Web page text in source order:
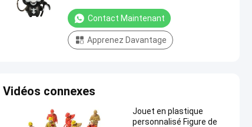
Contact Maintenant
Apprenez Davantage
Vidéos connexes
Jouet en plastique
personnalisé Figure de